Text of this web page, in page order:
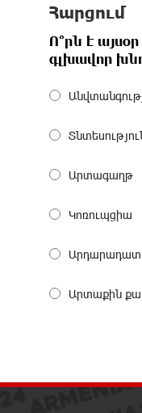
Հարցում
Ո՞րն է
գլխավոր
Արտագաղթ
Կոռուպցիա
Արտաքին